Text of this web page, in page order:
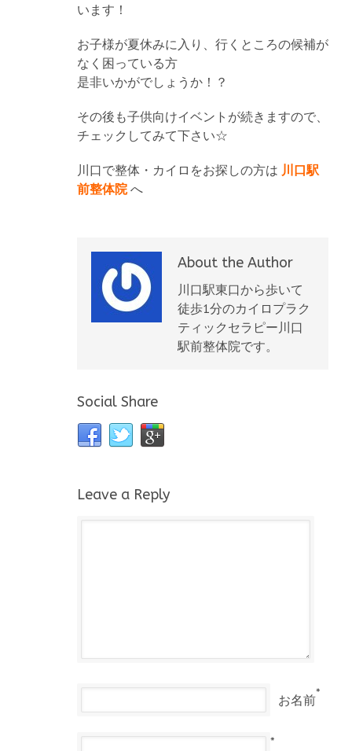
います！
お子様が夏休みに入り、行くところの候補が
なく困っている方
是非いかがでしょうか！？
その後も子供向けイベントが続きますので、
チェックしてみて下さい☆
川口で整体・カイロをお探しの方は 川口駅
前整体院へ
About the Author
川口駅東口から歩いて
徒歩1分のカイロプラク
ティックセラピー川口
駅前整体院です。
Social Share
Leave a Reply
お名前*
*